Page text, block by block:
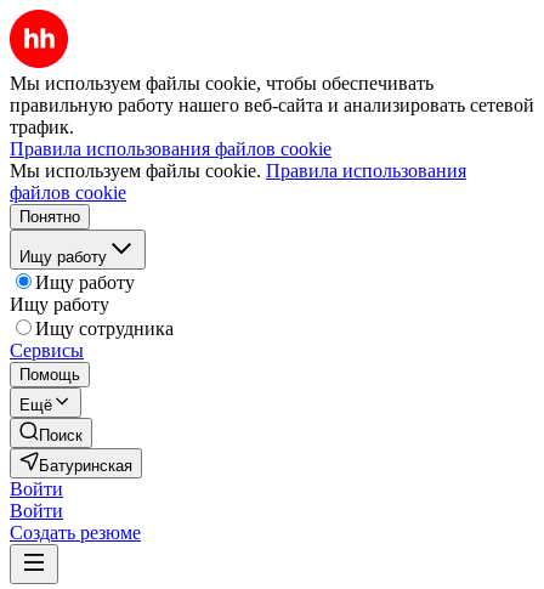
Мы используем файлы cookie, чтобы обеспечивать
правильную работу нашего веб-сайта и анализировать сетевой
трафик.
Правила использования файлов cookie
Мы используем файлы cookie. Правила использования
файлов cookie
Понятно
Ищу работу
Ищу работу
Ищу работу
Ищу сотрудника
Сервисы
Помощь
Ещё
Поиск
Батуринская
Войти
Войти
Создать резюме